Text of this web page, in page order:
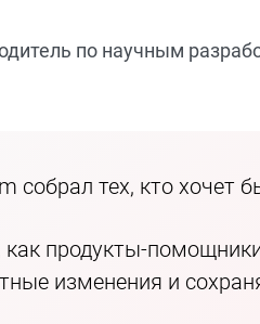
по научным
собрал тех, кто хочет
как продукты-
изменения и